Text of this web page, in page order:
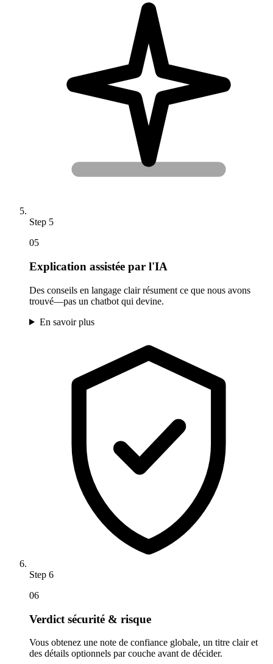
Step 5
05
Explication assistée par l'IA
Des conseils en langage clair résument ce que nous avons
trouvé—pas un chatbot qui devine.
En savoir plus
Step 6
06
Verdict sécurité & risque
Vous obtenez une note de confiance globale, un titre clair et
des détails optionnels par couche avant de décider.